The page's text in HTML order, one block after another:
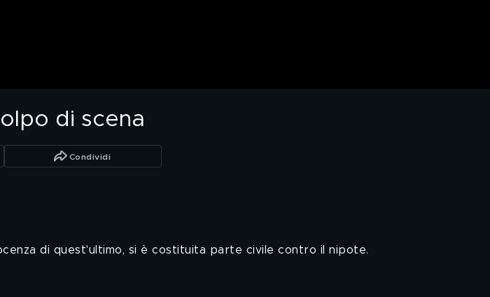
di scena
Condividi
di quest'ultimo, si è costituita parte civile contro il nipote.